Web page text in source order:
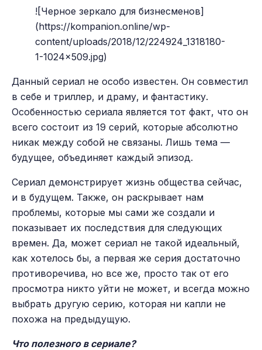
![Черное зеркало для бизнесменов]
(https://kompanion.online/wp-
content/uploads/2018/12/224924_1318180-
1-1024x509.jpg)
Данный сериал не особо известен. Он совместил
в себе и триллер, и драму, и фантастику.
Особенностью сериала является тот факт, что он
всего состоит из 19 серий, которые абсолютно
никак между собой не связаны. Лишь тема —
будущее, объединяет каждый эпизод.
Сериал демонстрирует жизнь общества сейчас,
и в будущем. Также, он раскрывает нам
проблемы, которые мы сами же создали и
показывает их последствия для следующих
времен. Да, может сериал не такой идеальный,
как хотелось бы, а первая же серия достаточно
противоречива, но все же, просто так от его
просмотра никто уйти не может, и всегда можно
выбрать другую серию, которая ни капли не
похожа на предыдущую.
Что полезного в сериале?